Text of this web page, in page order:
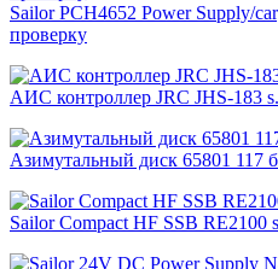
Sailor PCH4652 Power Supply/
проверку
АИС контроллер JRC JHS-183
Азимутальный диск 65801 117
Sailor Compact HF SSB RE2100